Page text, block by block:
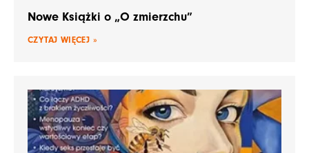
Nowe Książki o „O zmierzchu”
CZYTAJ WIĘCEJ »